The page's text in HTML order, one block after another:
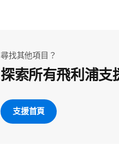
尋找其他項目？
探索所有飛利浦支
支援首頁